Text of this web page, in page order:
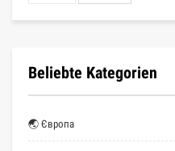
Beliebte Kategorien
🌏 Європа